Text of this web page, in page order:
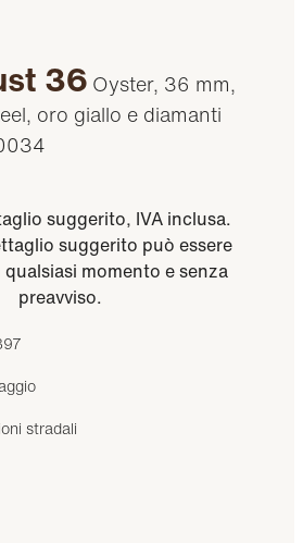
36 Oyster, 36 mm,
oro giallo e diamanti
suggerito, IVA inclusa.
suggerito può essere
momento e senza
preavviso.
stradali